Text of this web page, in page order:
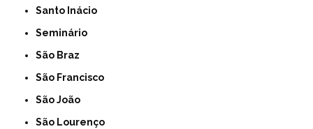
Santo Inácio
Seminário
São Braz
São Francisco
São João
São Lourenço